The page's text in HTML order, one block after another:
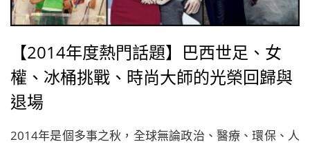
【2014年度熱門話題】巴西世足、女
權、冰桶挑戰、時尚大師的光榮回歸與
退場
2014年是個多事之秋，全球無論政治、醫療、環保、人